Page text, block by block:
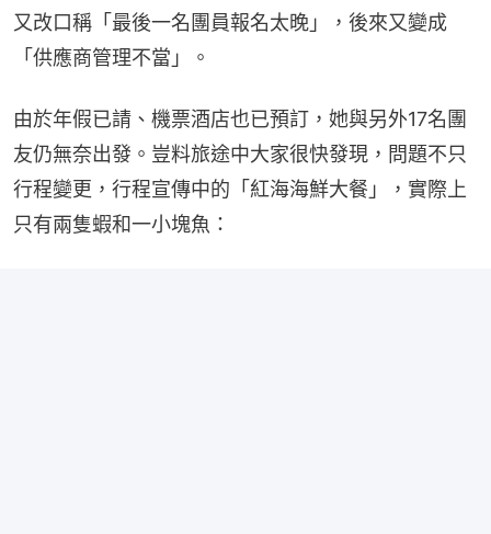
又改口稱「最後一名團員報名太晚」，後來又變成
「供應商管理不當」。
由於年假已請、機票酒店也已預訂，她與另外17名團
友仍無奈出發。豈料旅途中大家很快發現，問題不只
行程變更，行程宣傳中的「紅海海鮮大餐」，實際上
只有兩隻蝦和一小塊魚：